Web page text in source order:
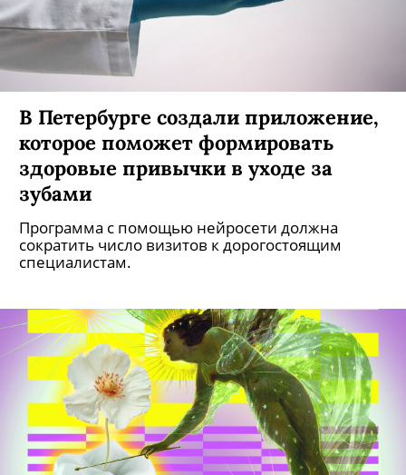
В Петербурге создали приложение,
которое поможет формировать
здоровые привычки в уходе за
зубами
Программа с помощью нейросети должна
сократить число визитов к дорогостоящим
специалистам.